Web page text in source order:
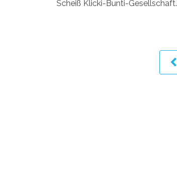
Scheiß Klicki-Bunti-Gesellschaft.